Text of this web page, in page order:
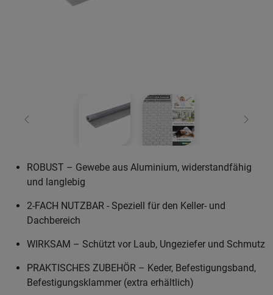
Zurück Weiter
ROBUST – Gewebe aus Aluminium, widerstandfähig
und langlebig
2-FACH NUTZBAR - Speziell für den Keller- und
Dachbereich
WIRKSAM – Schützt vor Laub, Ungeziefer und Schmutz
PRAKTISCHES ZUBEHÖR – Keder, Befestigungsband,
Befestigungsklammer (extra erhältlich)